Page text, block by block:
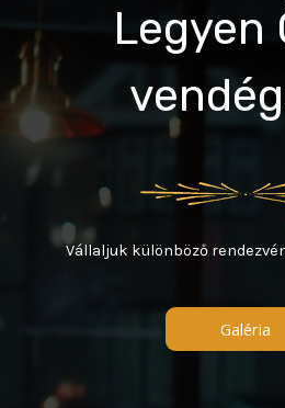
Legyen
Vállaljuk különböző
Galéria